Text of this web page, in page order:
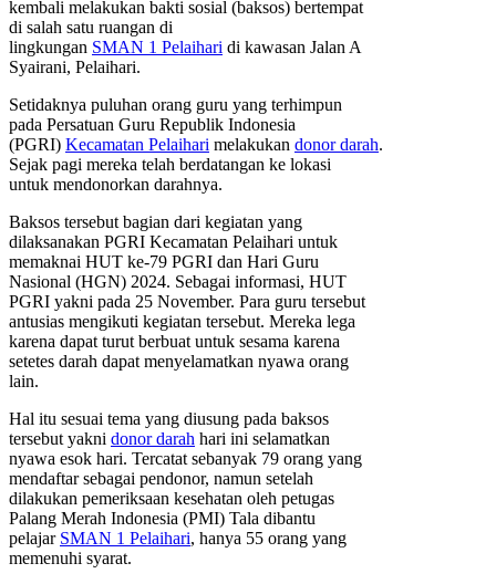
kembali melakukan bakti sosial (baksos) bertempat
di salah satu ruangan di
lingkungan SMAN 1 Pelaihari di kawasan Jalan A
Syairani, Pelaihari.
Setidaknya puluhan orang guru yang terhimpun
pada Persatuan Guru Republik Indonesia
(PGRI) Kecamatan Pelaihari melakukan donor darah.
Sejak pagi mereka telah berdatangan ke lokasi
untuk mendonorkan darahnya.
Baksos tersebut bagian dari kegiatan yang
dilaksanakan PGRI Kecamatan Pelaihari untuk
memaknai HUT ke-79 PGRI dan Hari Guru
Nasional (HGN) 2024. Sebagai informasi, HUT
PGRI yakni pada 25 November. Para guru tersebut
antusias mengikuti kegiatan tersebut. Mereka lega
karena dapat turut berbuat untuk sesama karena
setetes darah dapat menyelamatkan nyawa orang
lain.
Hal itu sesuai tema yang diusung pada baksos
tersebut yakni donor darah hari ini selamatkan
nyawa esok hari. Tercatat sebanyak 79 orang yang
mendaftar sebagai pendonor, namun setelah
dilakukan pemeriksaan kesehatan oleh petugas
Palang Merah Indonesia (PMI) Tala dibantu
pelajar SMAN 1 Pelaihari, hanya 55 orang yang
memenuhi syarat.